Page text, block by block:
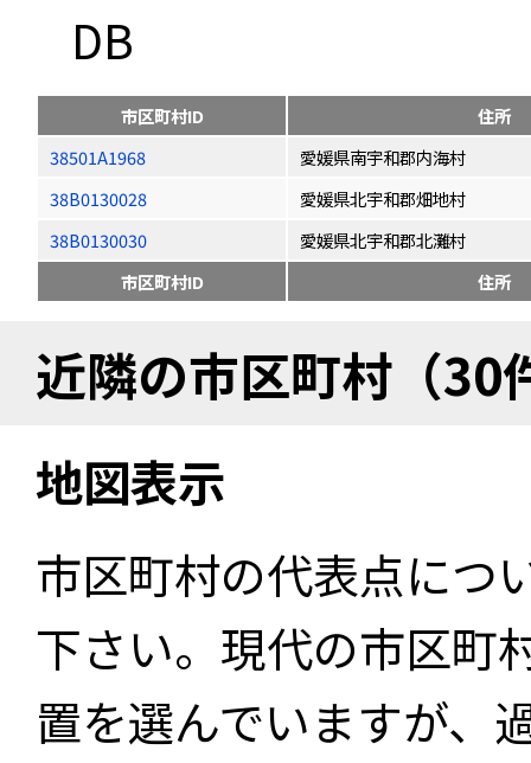
DB
市区町村ID
住所
38501A1968
愛媛県南宇和郡内海村
38B0130028
愛媛県北宇和郡畑地村
38B0130030
愛媛県北宇和郡北灘村
市区町村ID
住所
近隣の市区町村（30
地図表示
市区町村の代表点につ
下さい。現代の市区町
置を選んでいますが、